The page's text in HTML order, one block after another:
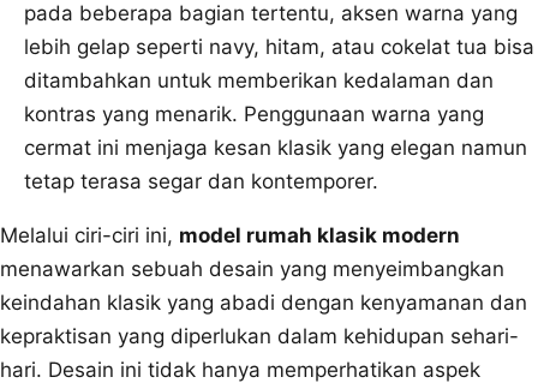
pada beberapa bagian tertentu, aksen warna yang
lebih gelap seperti navy, hitam, atau cokelat tua bisa
ditambahkan untuk memberikan kedalaman dan
kontras yang menarik. Penggunaan warna yang
cermat ini menjaga kesan klasik yang elegan namun
tetap terasa segar dan kontemporer.
Melalui ciri-ciri ini, model rumah klasik modern
menawarkan sebuah desain yang menyeimbangkan
keindahan klasik yang abadi dengan kenyamanan dan
kepraktisan yang diperlukan dalam kehidupan sehari-
hari. Desain ini tidak hanya memperhatikan aspek